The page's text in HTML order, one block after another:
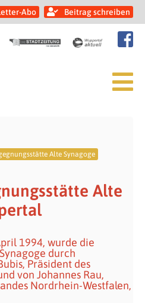
Abo Beitrag schreiben
Alte Synagoge
Alte
1994, wurde die
durch
Präsident des
von Johannes Rau,
Nordrhein-Westfalen,